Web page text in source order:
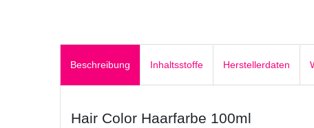
Beschreibung Inhaltsstoffe Herstellerdaten
Hair Color Haarfarbe 100ml